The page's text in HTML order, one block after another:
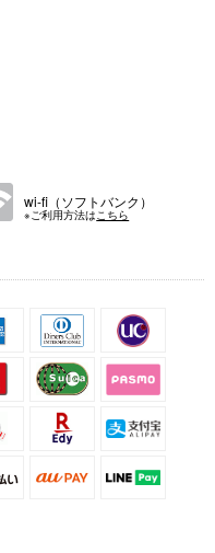
wi-fi（ソフトバンク）
※ご利用方法はこちら